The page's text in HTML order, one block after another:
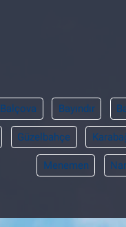
Balçova Bayındır
Güzelbahçe
Menemen